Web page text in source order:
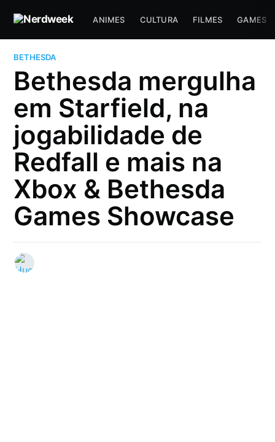
ANIMES CULTURA FILMES GAMES
BETHESDA
Bethesda mergulha
em Starfield, na
jogabilidade de
Redfall e mais na
Xbox & Bethesda
Games Showcase